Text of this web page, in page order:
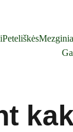
Peteliškės